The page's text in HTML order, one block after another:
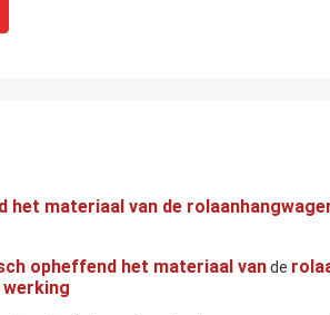
materiaal van de
opheffend het materiaal vande